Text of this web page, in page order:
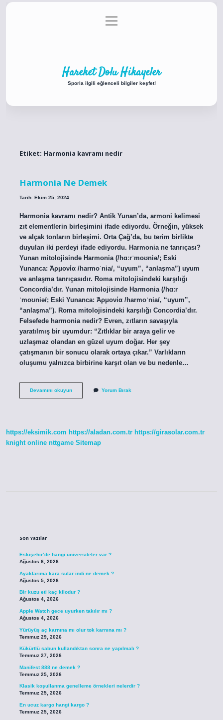
Gizlilik Politikası
menüyü
aç
Hareket Dolu Hikayeler
Sporla ilgili eğlenceli bilgiler keşfet!
Etiket: Harmonia kavramı nedir
Harmonia Ne Demek
Tarih: Ekim 25, 2024
Harmonia kavramı nedir? Antik Yunan’da, armoni kelimesi
zıt elementlerin birleşimini ifade ediyordu. Örneğin, yüksek
ve alçak tonların birleşimi. Orta Çağ’da, bu terim birlikte
duyulan iki perdeyi ifade ediyordu. Harmonia ne tanrıçası?
Yunan mitolojisinde Harmonia (/hɑːrˈmoʊniə/; Eski
Yunanca: Ἁρμονία /harmoˈnia/, “uyum”, “anlaşma”) uyum
ve anlaşma tanrıçasıdır. Roma mitolojisindeki karşılığı
Concordia’dır. Yunan mitolojisinde Harmonia (/hɑːr
ˈmoʊniə/; Eski Yunanca: Ἁρμονία /harmoˈnia/, “uyum”,
“anlaşma”). Roma mitolojisindeki karşılığı Concordia’dır.
Felsefede harmonia nedir? Evren, zıtların savaşıyla
yaratılmış bir uyumdur: “Zıtlıklar bir araya gelir ve
uzlaşmaz olandan en güzel uyum doğar. Her şey
çatışmanın bir sonucu olarak ortaya çıkar.” Varlıkların
oluşumu yalnızca birbirine karşıt olan ve bu nedenle…
Devamını okuyunHarmonia
Yorum Bırak
https://eksimik.com https://aladan.com.tr https://girasolar.com.tr
knight online nttgame Sitemap
Son Yazılar
Eskişehir’de hangi üniversiteler var ?
Ağustos 6, 2026
Ayaklarıma kara sular indi ne demek ?
Ağustos 5, 2026
Bir kuzu eti kaç kilodur ?
Ağustos 4, 2026
Apple Watch gece uyurken takılır mı ?
Ağustos 4, 2026
Yürüyüş aç karnına mı olur tok karnına mı ?
Temmuz 29, 2026
Kükürtlü sabun kullandıktan sonra ne yapılmalı ?
Temmuz 27, 2026
Manifest 888 ne demek ?
Temmuz 25, 2026
Klasik koşullanma genelleme örnekleri nelerdir ?
Temmuz 25, 2026
En ucuz kargo hangi kargo ?
Temmuz 25, 2026